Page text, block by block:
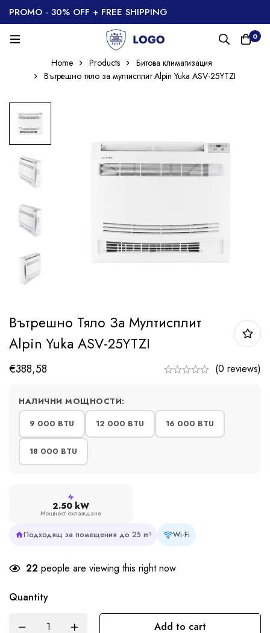
PROMO - 30% OFF + FREE SHIPPING
0
Home Products
Битова климатизация
Вътрешно тяло за мултисплит Alpin Yuka ASV-25YTZI
Вътрешно Тяло За Мултисплит
Alpin Yuka ASV-25YTZI
€388,58 (0 reviews)
НАЛИЧНИ МОЩНОСТИ:
9 000 BTU
12 000 BTU 16 000 BTU
18 000 BTU
2.50 kW
Мощност охлаждане
Подходящ за помещения до 25 m² Wi-Fi
22 people are viewing this right now
Quantity
Add to cart